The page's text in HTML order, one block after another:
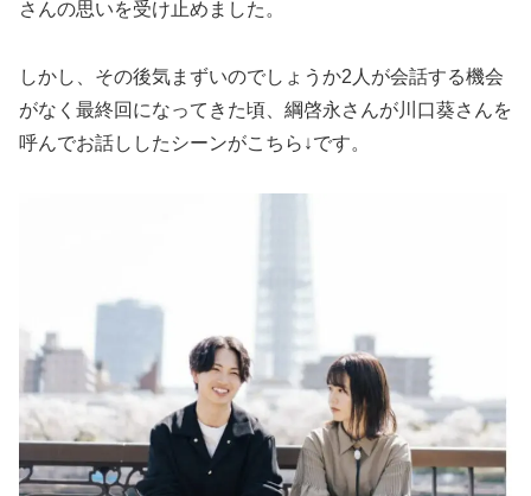
さんの思いを受け止めました。
しかし、その後気まずいのでしょうか2人が会話する機会
がなく最終回になってきた頃、綱啓永さんが川口葵さんを
呼んでお話ししたシーンがこちら↓です。